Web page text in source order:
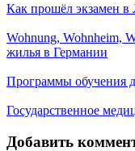
Как прошёл экзамен в
Wohnung, Wohnheim,
жилья в Германии
Программы обучения
Государственное
Добавить